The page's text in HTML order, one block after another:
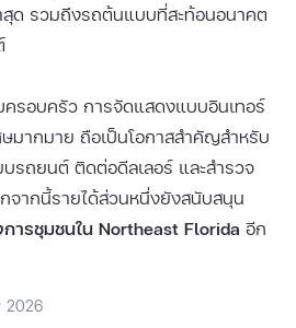
สุด รวมถึงรถต้นแบบที่สะท้อนอนาคต
รอบครัว การจัดแสดงแบบอินเทอร์
มากมาย ถือเป็นโอกาสสำคัญสำหรับ
บรถยนต์ ติดต่อดีลเลอร์ และสำรวจ
จากนี้รายได้ส่วนหนึ่งยังสนับสนุน
ารชุมชนใน Northeast Florida อีก
2026